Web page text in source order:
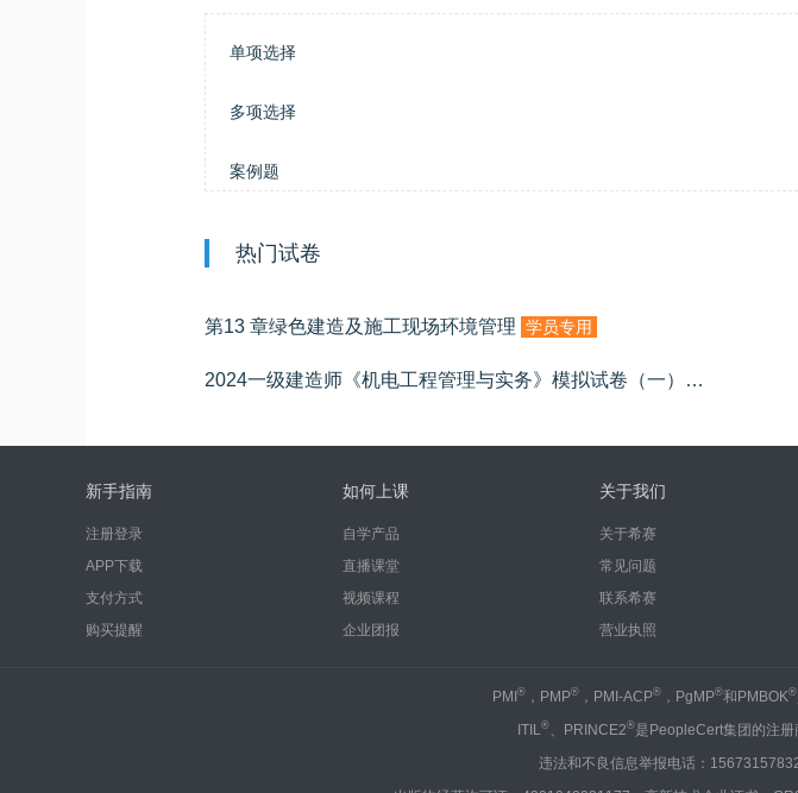
单项选择
多项选择
案例题
热门试卷
第13 章绿色建造及施工现场环境管理 学员专用
2024一级建造师《机电工程管理与实务》模拟试卷（一）学员专用
新手指南
注册登录
APP下载
支付方式
购买提醒
如何上课
自学产品
直播课堂
视频课程
企业团报
关于我们
关于希赛
常见问题
联系希赛
营业执照
PMI®，PMP®，PMI-ACP®，PgMP®和PMBOK®
ITIL®、PRINCE2®是PeopleCert集团的注
违法和不良信息举报电话：